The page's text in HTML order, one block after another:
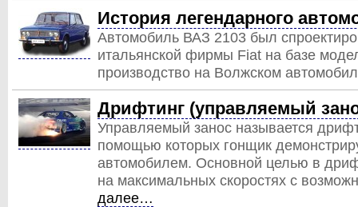
История легендарного
Автомобиль ВАЗ 2103 был
итальянской фирмы Fiat на базе
производство на Волжском
Дрифтинг (управляемый
Управляемый занос называется
помощью которых гонщик
автомобилем. Основной целью в
на максимальных скоростях с
далее…